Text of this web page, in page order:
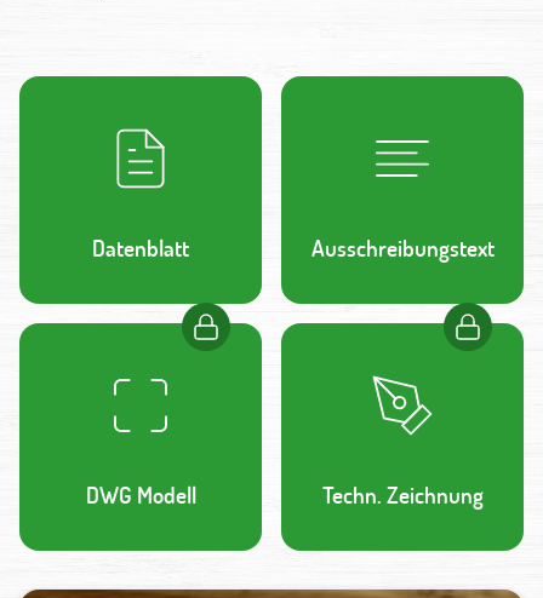
Datenblatt Ausschreibungstext
DWG Modell Techn. Zeichnung